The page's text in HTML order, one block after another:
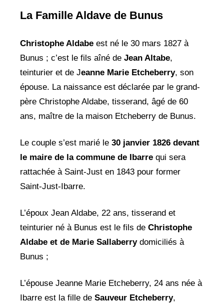
La Famille Aldave de Bunus
Christophe Aldabe est né le 30 mars 1827 à
Bunus ; c’est le fils aîné de Jean Altabe,
teinturier et de Jeanne Marie Etcheberry, son
épouse. La naissance est déclarée par le grand-
père Christophe Aldabe, tisserand, âgé de 60
ans, maître de la maison Etcheberry de Bunus.
Le couple s’est marié le 30 janvier 1826 devant
le maire de la commune de Ibarre qui sera
rattachée à Saint-Just en 1843 pour former
Saint-Just-Ibarre.
L’époux Jean Aldabe, 22 ans, tisserand et
teinturier né à Bunus est le fils de Christophe
Aldabe et de Marie Sallaberry domiciliés à
Bunus ;
L’épouse Jeanne Marie Etcheberry, 24 ans née à
Ibarre est la fille de Sauveur Etcheberry,